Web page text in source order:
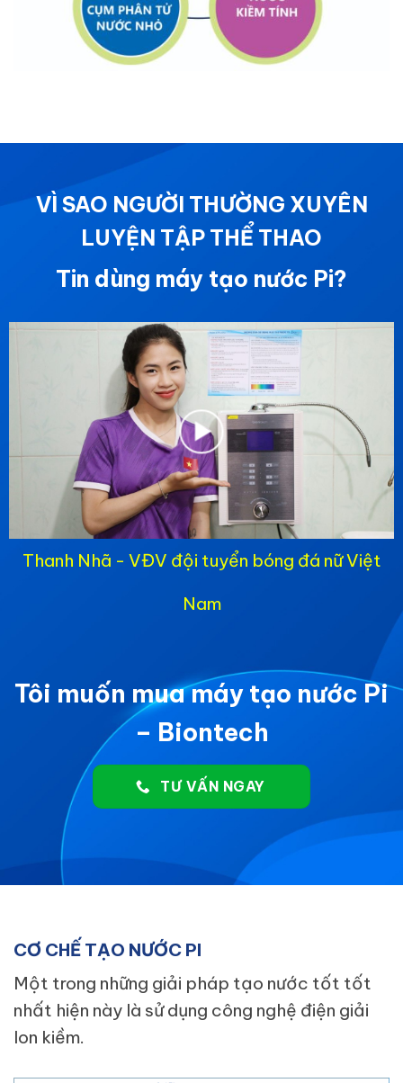
VÌ SAO NGƯỜI THƯỜNG XUYÊN
LUYỆN TẬP THỂ THAO
Tin dùng máy tạo nước Pi?
Thanh Nhã - VĐV đội tuyển bóng đá nữ Việt
Nam
Tôi muốn mua máy tạo nước Pi
– Biontech
TƯ VẤN NGAY
CƠ CHẾ TẠO NƯỚC PI
Một trong những giải pháp tạo nước tốt tốt
nhất hiện này là sử dụng công nghệ điện giải
Ion kiềm.